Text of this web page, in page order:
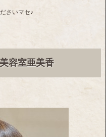
さいマセ♪
容室亜美香